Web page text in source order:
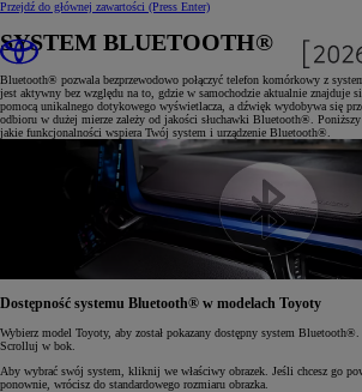
Przejdź do głównej zawartości (Press Enter)
SYSTEM BLUETOOTH®
Bluetooth® pozwala bezprzewodowo połączyć telefon komórkowy z
jest aktywny bez względu na to, gdzie w samochodzie aktualnie znajduje
pomocą unikalnego dotykowego wyświetlacza, a dźwięk wydobywa się
odbioru w dużej mierze zależy od jakości słuchawki Bluetooth®.
jakie funkcjonalności wspiera Twój system i urządzenie Bluetooth®.
Dostępność systemu Bluetooth® w modelach Toyoty
Wybierz model Toyoty, aby został pokazany dostępny system Bluetooth®.
Scrolluj w bok.
Aby wybrać swój system, kliknij we właściwy obrazek. Jeśli chcesz go
ponownie, wrócisz do standardowego rozmiaru obrazka.